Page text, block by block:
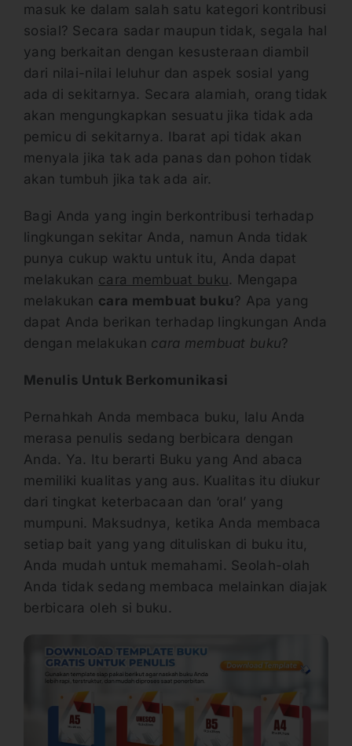
masuk ke dalam salah satu kategori kontribusi
sosial? Secara sadar maupun tidak, segala hal
yang berkaitan dengan kesusteraan diambil
dari nilai-nilai leluhur dan aspek sosial yang
ada di sekitarnya. Secara alamiah, orang tidak
akan mengungkapkan sesuatu jika tidak ada
pemicu di sekitarnya. Ibarat api tidak akan
menyala jika tak ada panas dan pohon tidak
akan tumbuh jika tak ada air.
Bagi Anda yang ingin berkontribusi terhadap
lingkungan sekitar Anda, namun Anda tidak
punya cukup waktu untuk itu, Anda dapat
melakukan cara membuat buku. Mengapa
melakukan cara membuat buku? Apa yang
dapat Anda berikan terhadap lingkungan Anda
dengan melakukan cara membuat buku?
Menulis Untuk Berkomunikasi
Pernahkah Anda membaca buku, lalu Anda
merasa penulis sedang berbicara dengan
Anda. Ya. Itu berarti Buku yang And abaca
memiliki kualitas yang aus. Kualitas itu diukur
dari tingkat keterbacaan dan ‘oral’ yang
mumpuni. Maksudnya, ketika Anda membaca
setiap bait yang yang dituliskan di buku itu,
Anda mudah untuk memahami. Seolah-olah
Anda tidak sedang membaca melainkan diajak
berbicara oleh si buku.